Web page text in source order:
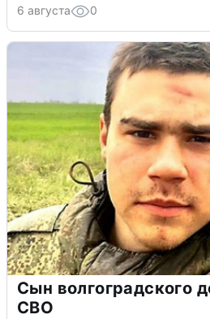
6 августа 0
Сын волгоградского
СВО